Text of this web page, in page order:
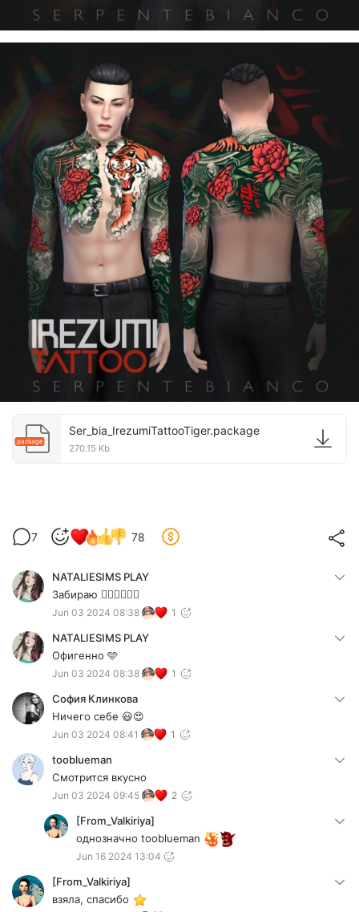
package
Ser_bia_IrezumiTattooTiger.package
270.15 Kb
7 78
NATALIESIMS PLAY
Забираю ❤️‍🔥❤️‍🔥❤️‍🔥
Jun 03 2024 08:38 1
NATALIESIMS PLAY
Офигенно 🩵
Jun 03 2024 08:38 1
София Клинкова
Ничего себе 😃😍
Jun 03 2024 08:41 1
tooblueman
Смотрится вкусно
Jun 03 2024 09:45 2
[From_Valkiriya]
однозначно tooblueman
Jun 16 2024 13:04
[From_Valkiriya]
взяла, спасибо